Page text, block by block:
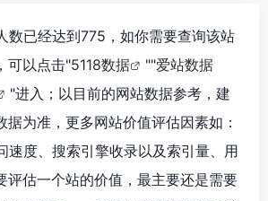
数已经达到775，如你需要查询该站
可以点击"5118数据 ""爱站数据
"进入；以目前的网站数据参考，建
据为准，更多网站价值评估因素如：
速度、搜索引擎收录以及索引量、用
评估一个站的价值，最主要还是需要